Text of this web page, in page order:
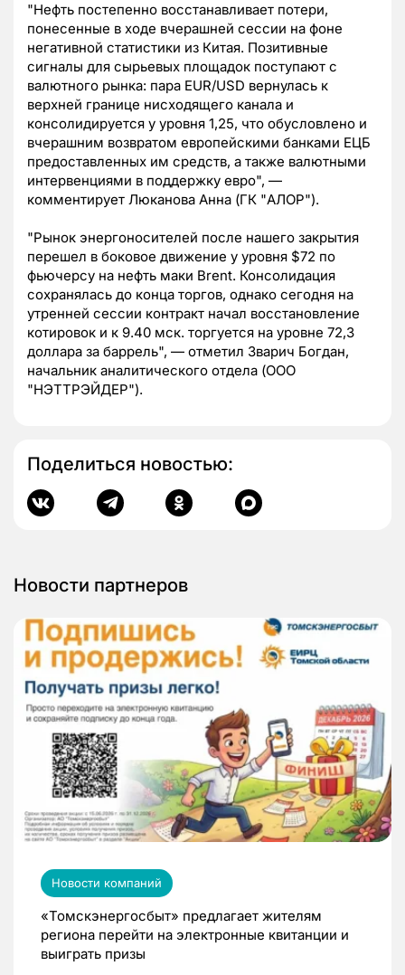
"Нефть постепенно восстанавливает потери,
понесенные в ходе вчерашней сессии на фоне
негативной статистики из Китая. Позитивные
сигналы для сырьевых площадок поступают с
валютного рынка: пара EUR/USD вернулась к
верхней границе нисходящего канала и
консолидируется у уровня 1,25, что обусловлено и
вчерашним возвратом европейскими банками ЕЦБ
предоставленных им средств, а также валютными
интервенциями в поддержку евро", —
комментирует Люканова Анна (ГК "АЛОР").
"Рынок энергоносителей после нашего закрытия
перешел в боковое движение у уровня $72 по
фьючерсу на нефть маки Brent. Консолидация
сохранялась до конца торгов, однако сегодня на
утренней сессии контракт начал восстановление
котировок и к 9.40 мск. торгуется на уровне 72,3
доллара за баррель", — отметил Зварич Богдан,
начальник аналитического отдела (ООО
"НЭТТРЭЙДЕР").
Поделиться новостью:
Новости партнеров
Новости компаний
«Томскэнергосбыт» предлагает жителям
региона перейти на электронные квитанции и
выиграть призы